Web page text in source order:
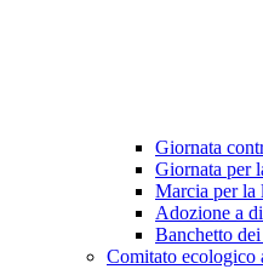
Giornata
Giornata per
Marcia per la
Adozione a
Banchetto
Comitato ecologico